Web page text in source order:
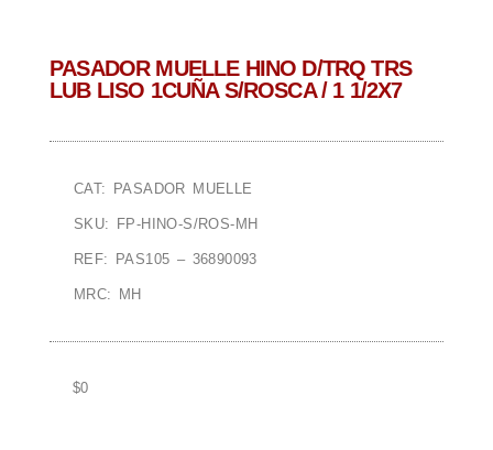
PASADOR MUELLE HINO D/TRQ TRS
LUB LISO 1CUÑA S/ROSCA / 1 1/2X7
CAT: PASADOR MUELLE
SKU: FP-HINO-S/ROS-MH
REF: PAS105 – 36890093
MRC: MH
$0